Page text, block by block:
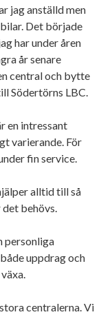
jag anställd men
Det började
har under åren
år senare
central och bytte
Södertörns LBC.
en intressant
varierande. För
fin service.
alltid till så
behövs.
personliga
uppdrag och
centralerna. Vi